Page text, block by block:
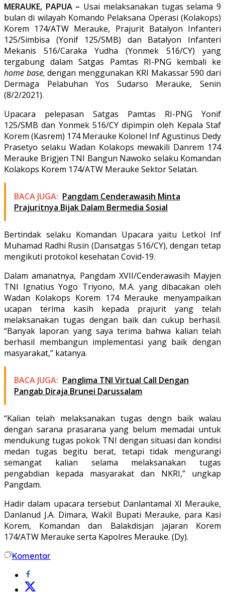
MERAUKE, PAPUA – Usai melaksanakan tugas selama 9
bulan di wilayah Komando Pelaksana Operasi (Kolakops)
Korem 174/ATW Merauke, Prajurit Batalyon Infanteri
125/Simbisa (Yonif 125/SMB) dan Batalyon Infanteri
Mekanis 516/Caraka Yudha (Yonmek 516/CY) yang
tergabung dalam Satgas Pamtas RI-PNG kembali ke
home base, dengan menggunakan KRI Makassar 590 dari
Dermaga Pelabuhan Yos Sudarso Merauke, Senin
(8/2/2021).
Upacara pelepasan Satgas Pamtas RI-PNG Yonif
125/SMB dan Yonmek 516/CY dipimpin oleh Kepala Staf
Korem (Kasrem) 174 Merauke Kolonel Inf Agustinus Dedy
Prasetyo selaku Wadan Kolakops mewakili Danrem 174
Merauke Brigjen TNI Bangun Nawoko selaku Komandan
Kolakops Korem 174/ATW Merauke Sektor Selatan.
BACA JUGA: Pangdam Cenderawasih Minta
Prajuritnya Bijak Dalam Bermedia Sosial
Bertindak selaku Komandan Upacara yaitu Letkol Inf
Muhamad Radhi Rusin (Dansatgas 516/CY), dengan tetap
mengikuti protokol kesehatan Covid-19.
Dalam amanatnya, Pangdam XVII/Cenderawasih Mayjen
TNI Ignatius Yogo Triyono, M.A. yang dibacakan oleh
Wadan Kolakops Korem 174 Merauke menyampaikan
ucapan terima kasih kepada prajurit yang telah
melaksanakan tugas dengan baik dan cukup berhasil.
“Banyak laporan yang saya terima bahwa kalian telah
berhasil membangun implementasi yang baik dengan
masyarakat,” katanya.
BACA JUGA: Panglima TNI Virtual Call Dengan
Pangab Diraja Brunei Darussalam
“Kalian telah melaksanakan tugas dengn baik walau
dengan sarana prasarana yang belum memadai untuk
mendukung tugas pokok TNI dengan situasi dan kondisi
medan tugas begitu berat, tetapi tidak mengurangi
semangat kalian selama melaksanakan tugas
pengabdian kepada masyarakat dan NKRI,” ungkap
Pangdam.
Hadir dalam upacara tersebut Danlantamal XI Merauke,
Danlanud J.A. Dimara, Wakil Bupati Merauke, para Kasi
Korem, Komandan dan Balakdisjan jajaran Korem
174/ATW Merauke serta Kapolres Merauke. (Dy).
Komentar